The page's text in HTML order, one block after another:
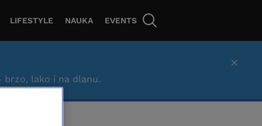
LIFESTYLE NAUKA EVENTS
brzo, lako i na dlanu.
×